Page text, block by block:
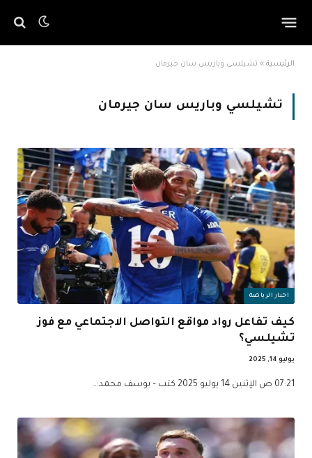
الرئيسية » تشيلسي وباريس سان جيرمان
تشيلسي وباريس سان جيرمان
اخبار الرياضة
كيف تفاعل رواد مواقع التواصل الاجتماعي مع فوز
تشيلسي؟
يوليو 14, 2025
07:21 ص الإثنين 14 يوليو 2025 كتب – يوسف محمد:…